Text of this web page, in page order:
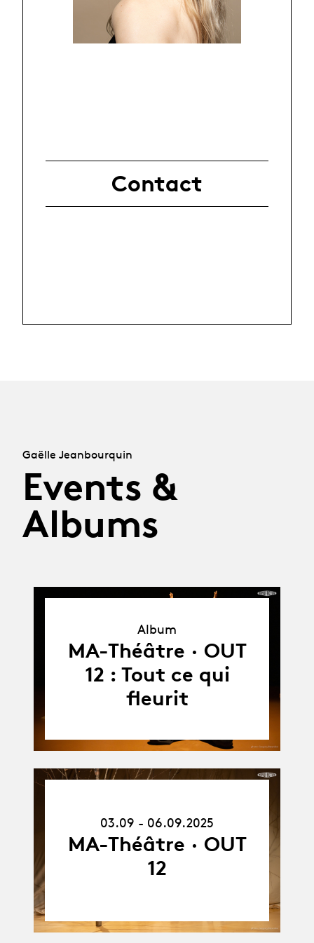
Contact
Gaëlle Jeanbourquin
Events &
Albums
Album
MA-Théâtre · OUT
12 : Tout ce qui
fleurit
06.09.25
03.09 - 06.09.2025
MA-Théâtre · OUT
12